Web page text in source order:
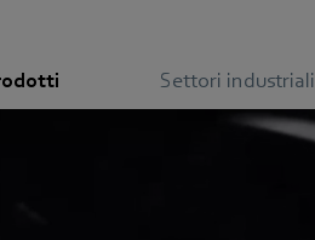
Settori industriali